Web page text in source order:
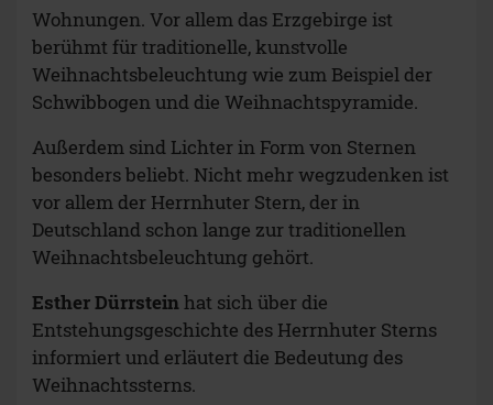
Wohnungen. Vor allem das Erzgebirge ist
berühmt für traditionelle, kunstvolle
Weihnachtsbeleuchtung wie zum Beispiel der
Schwibbogen und die Weihnachtspyramide.
Außerdem sind Lichter in Form von Sternen
besonders beliebt. Nicht mehr wegzudenken ist
vor allem der Herrnhuter Stern, der in
Deutschland schon lange zur traditionellen
Weihnachtsbeleuchtung gehört.
Esther Dürrsteinhat sich über die
Entstehungsgeschichte des Herrnhuter Sterns
informiert und erläutert die Bedeutung des
Weihnachtssterns.